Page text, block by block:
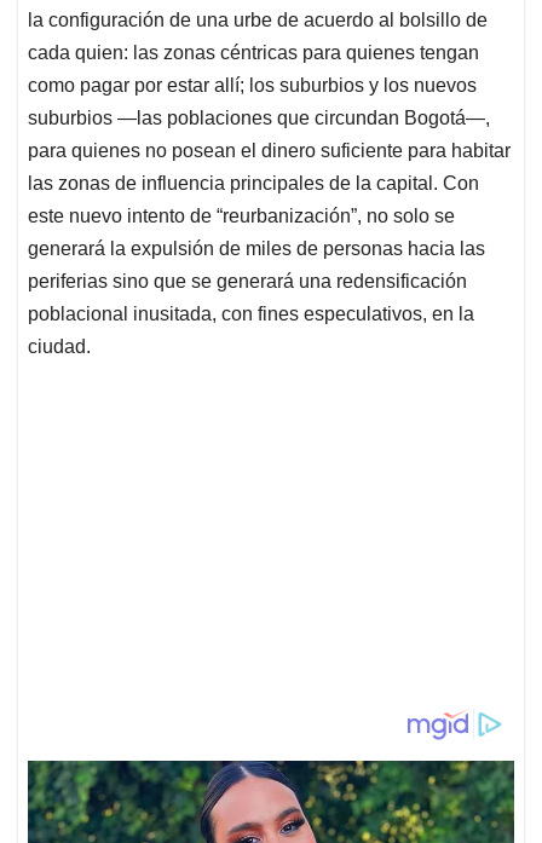
la configuración de una urbe de acuerdo al bolsillo de
cada quien: las zonas céntricas para quienes tengan
como pagar por estar allí; los suburbios y los nuevos
suburbios —las poblaciones que circundan Bogotá—,
para quienes no posean el dinero suficiente para habitar
las zonas de influencia principales de la capital. Con
este nuevo intento de “reurbanización”, no solo se
generará la expulsión de miles de personas hacia las
periferias sino que se generará una redensificación
poblacional inusitada, con fines especulativos, en la
ciudad.